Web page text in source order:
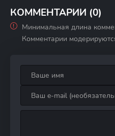
КОММЕНТАРИИ (0)
Минимальная длина
Комментарии